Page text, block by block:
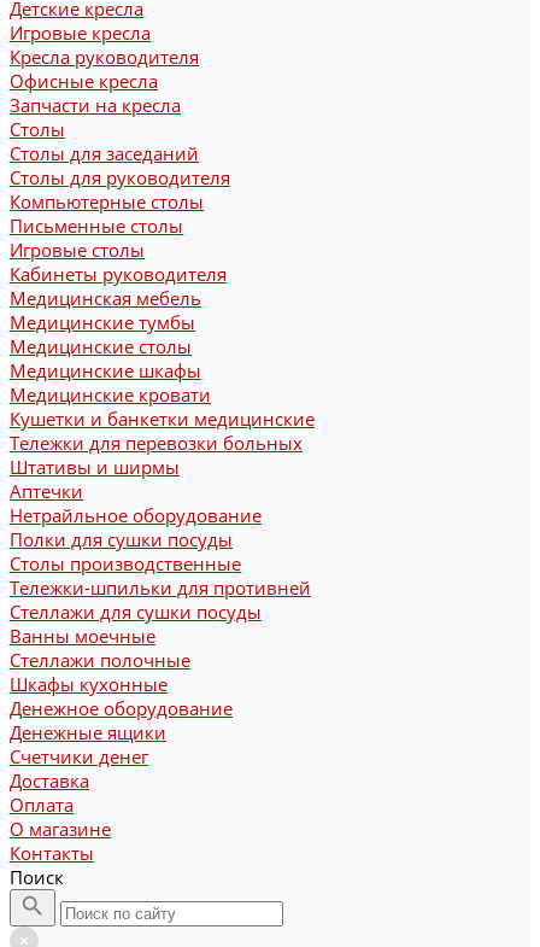
Детские кресла
Игровые кресла
Кресла руководителя
Офисные кресла
Запчасти на кресла
Столы
Столы для заседаний
Столы для руководителя
Компьютерные столы
Письменные столы
Игровые столы
Кабинеты руководителя
Медицинская мебель
Медицинские тумбы
Медицинские столы
Медицинские шкафы
Медицинские кровати
Кушетки и банкетки медицинские
Тележки для перевозки больных
Штативы и ширмы
Аптечки
Нетрайльное оборудование
Полки для сушки посуды
Столы производственные
Тележки-шпильки для противней
Стеллажи для сушки посуды
Ванны моечные
Стеллажи полочные
Шкафы кухонные
Денежное оборудование
Денежные ящики
Счетчики денег
Доставка
Оплата
О магазине
Контакты
Поиск